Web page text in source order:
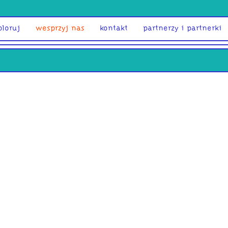
wesprzyj nas kontakt partnerzy i partnerki